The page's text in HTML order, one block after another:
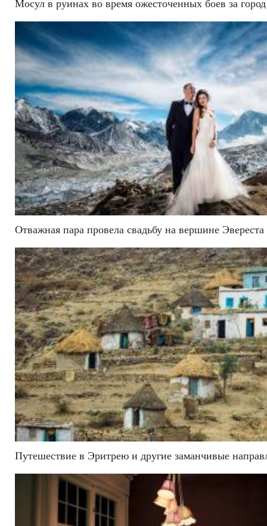
Мосул в руинах во время ожесточенных боев за город
Отважная пара провела свадьбу на вершине Эвереста
Путешествие в Эритрею и другие заманчивые